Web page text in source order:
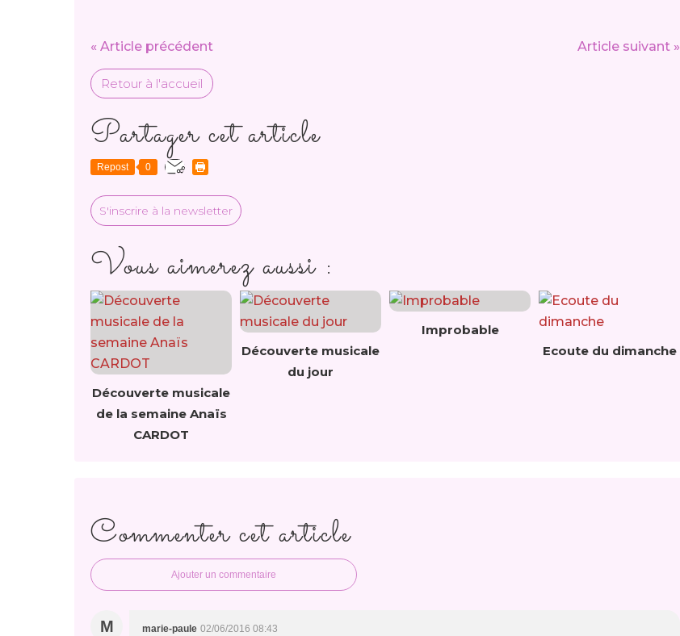
« Article précédent Article suivant »
Retour à l'accueil
Partager cet article
Repost 0
S'inscrire à la newsletter
Vous aimerez aussi :
Découverte musicale
de la semaine Anaïs
CARDOT
Découverte musicale
du jour
Improbable
Ecoute du dimanche
Commenter cet article
Ajouter un commentaire
M marie-paule 02/06/2016 08:43